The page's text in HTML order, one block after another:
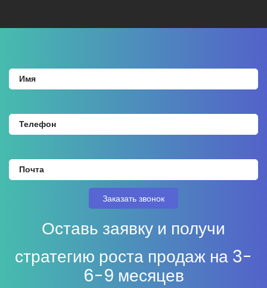
Оставь заявку и получи
стратегию роста продаж на 3-
6-9 месяцев